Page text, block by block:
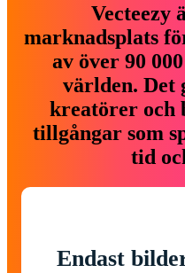
Vecteezy
marknadsplats
av över 90
världen. Det
kreatörer och
tillgångar som
tid
Endast